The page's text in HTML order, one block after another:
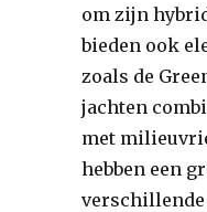
om zijn
bieden ook
zoals de
jachten
met
hebben een